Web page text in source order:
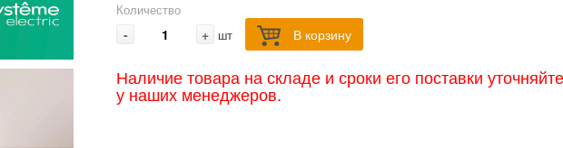
Количество
- + шт В корзину
Наличие товара на складе и сроки его поставки
у наших менеджеров.